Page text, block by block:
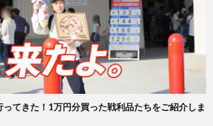
ってきた！1万円分買った戦利品たちをご紹介しま